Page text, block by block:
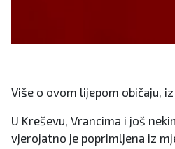
Više o ovom lijepom običaju,
U Kreševu, Vrancima i još
vjerojatno je poprimljena iz